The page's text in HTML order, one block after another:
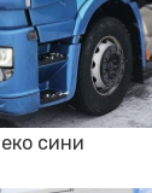
сини